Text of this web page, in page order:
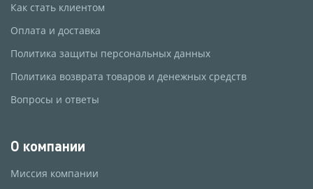
Как стать клиентом
Оплата и доставка
Политика защиты персональных данных
Политика возврата товаров и денежных средств
Вопросы и ответы
О компании
Миссия компании